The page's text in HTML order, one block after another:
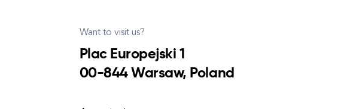
Want to visit us?
Plac Europejski 1
00-844 Warsaw, Poland